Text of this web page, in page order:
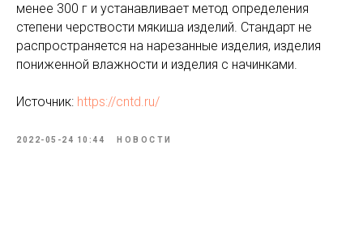
менее 300 г и устанавливает метод определения
степени черствости мякиша изделий. Стандарт не
распространяется на нарезанные изделия, изделия
пониженной влажности и изделия с начинками.
Источник: https://cntd.ru/
2022-05-24 10:44 НОВОСТИ